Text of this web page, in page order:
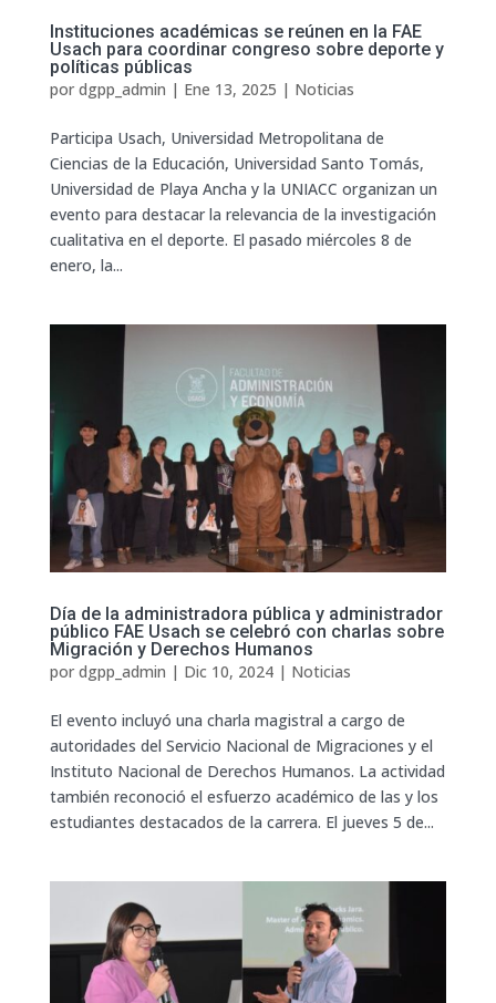
Instituciones académicas se reúnen en la FAE
Usach para coordinar congreso sobre deporte y
políticas públicas
por dgpp_admin | Ene 13, 2025 | Noticias
Participa Usach, Universidad Metropolitana de
Ciencias de la Educación, Universidad Santo Tomás,
Universidad de Playa Ancha y la UNIACC organizan un
evento para destacar la relevancia de la investigación
cualitativa en el deporte. El pasado miércoles 8 de
enero, la...
Día de la administradora pública y administrador
público FAE Usach se celebró con charlas sobre
Migración y Derechos Humanos
por dgpp_admin | Dic 10, 2024| Noticias
El evento incluyó una charla magistral a cargo de
autoridades del Servicio Nacional de Migraciones y el
Instituto Nacional de Derechos Humanos. La actividad
también reconoció el esfuerzo académico de las y los
estudiantes destacados de la carrera. El jueves 5 de...